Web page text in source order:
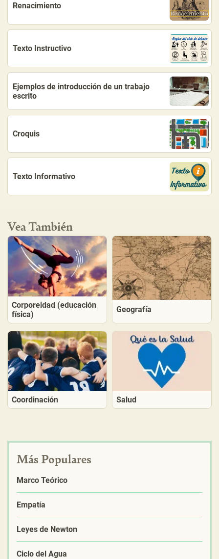
Renacimiento
Texto Instructivo
Ejemplos de introducción de un trabajo
escrito
Croquis
Texto Informativo
Vea También
Corporeidad (educación
física)
Geografía
Coordinación Salud
Más Populares
Marco Teórico
Empatía
Leyes de Newton
Ciclo del Agua